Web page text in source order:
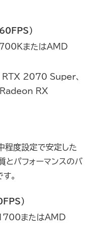
）
またはAMD
2070 Super、
RX
程度設定で安定した
とパフォーマンスのバ
。
）
またはAMD